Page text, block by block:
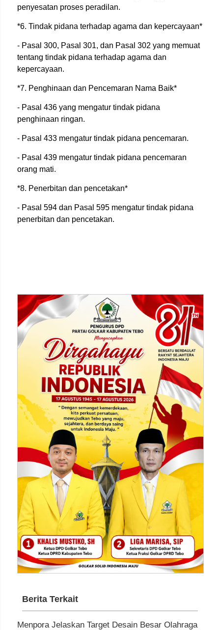
penyesatan proses peradilan.
*6. Tindak pidana terhadap agama dan kepercayaan*
- Pasal 300, Pasal 301, dan Pasal 302 yang memuat
tentang tindak pidana terhadap agama dan
kepercayaan.
*7. Penghinaan dan Pencemaran Nama Baik*
- Pasal 436 yang mengatur tindak pidana
penghinaan ringan.
- Pasal 433 mengatur tindak pidana pencemaran.
- Pasal 439 mengatur tindak pidana pencemaran
orang mati.
*8. Penerbitan dan pencetakan*
- Pasal 594 dan Pasal 595 mengatur tindak pidana
penerbitan dan pencetakan.
Berita Terkait
Menpora Jelaskan Target Desain Besar Olahraga